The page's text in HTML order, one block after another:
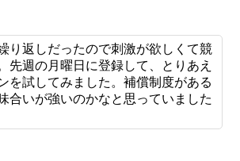
り返しだったので刺激が欲しくて競
先週の月曜日に登録して、とりあえ
を試してみました。補償制度がある
合いが強いのかなと思っていました